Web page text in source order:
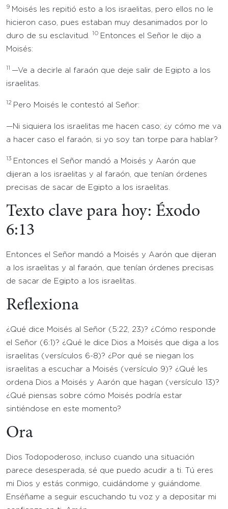
9 Moisés les repitió esto a los israelitas, pero ellos no le
hicieron caso, pues estaban muy desanimados por lo
duro de su esclavitud.
10 Entonces el Señor le dijo a
Moisés:
—Ve a decirle al faraón que deje salir de Egipto a los
israelitas.
12 Pero Moisés le contestó al Señor:
—Ni siquiera los israelitas me hacen caso; ¿y cómo me va
a hacer caso el faraón, si yo soy tan torpe para hablar?
13 Entonces el Señor mandó a Moisés y Aarón que
dijeran a los israelitas y al faraón, que tenían órdenes
precisas de sacar de Egipto a los israelitas.
Texto clave para hoy: Éxodo
6:13
Entonces el Señor mandó a Moisés y Aarón que dijeran
a los israelitas y al faraón, que tenían órdenes precisas
de sacar de Egipto a los israelitas.
Reflexiona
¿Qué dice Moisés al Señor (5:22, 23)? ¿Cómo responde
el Señor (6:1)? ¿Qué le dice Dios a Moisés que diga a los
israelitas (versículos 6-8)? ¿Por qué se niegan los
israelitas a escuchar a Moisés (versículo 9)? ¿Qué les
ordena Dios a Moisés y Aarón que hagan (versículo 13)?
¿Qué piensas sobre cómo Moisés podría estar
sintiéndose en este momento?
Ora
Dios Todopoderoso, incluso cuando una situación
parece desesperada, sé que puedo acudir a ti. Tú eres
mi Dios y estás conmigo, cuidándome y guiándome.
Enséñame a seguir escuchando tu voz y a depositar mi